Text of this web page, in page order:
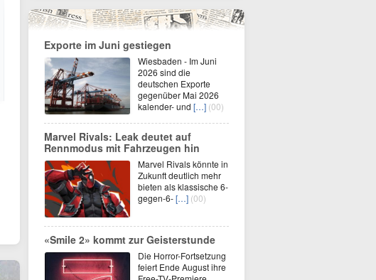
Exporte im Juni gestiegen
Wiesbaden - Im Juni
2026 sind die
deutschen Exporte
gegenüber Mai 2026
kalender- und […] (00)
Marvel Rivals: Leak deutet auf
Rennmodus mit Fahrzeugen hin
Marvel Rivals könnte in
Zukunft deutlich mehr
bieten als klassische 6-
gegen-6-[…] (00)
«Smile 2» kommt zur Geisterstunde
Die Horror-Fortsetzung
feiert Ende August ihre